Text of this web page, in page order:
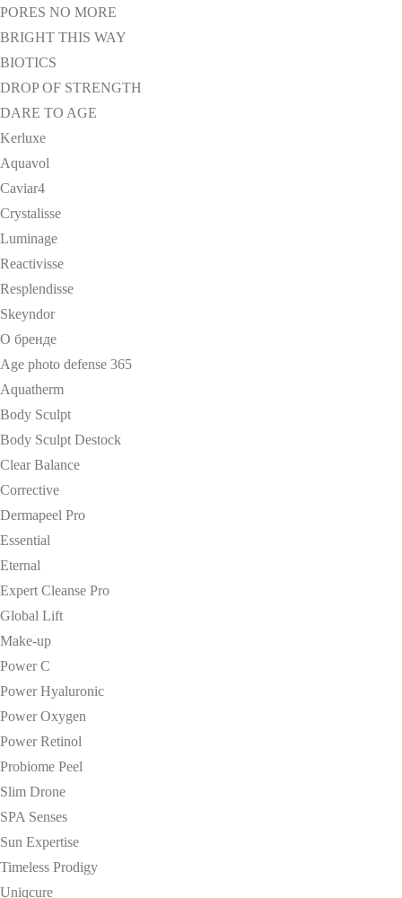
PORES NO MORE
BRIGHT THIS WAY
BIOTICS
DROP OF STRENGTH
DARE TO AGE
Kerluxe
Aquavol
Caviar4
Crystalisse
Luminage
Reactivisse
Resplendisse
Skeyndor
О бренде
Age photo defense 365
Aquatherm
Body Sculpt
Body Sculpt Destock
Clear Balance
Corrective
Dermapeel Pro
Essential
Eternal
Expert Cleanse Pro
Global Lift
Make-up
Power C
Power Hyaluronic
Power Oxygen
Power Retinol
Probiome Peel
Slim Drone
SPA Senses
Sun Expertise
Timeless Prodigy
Uniqcure